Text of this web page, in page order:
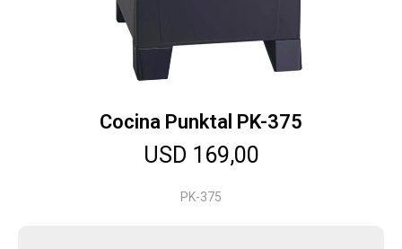
Cocina Punktal PK-375
USD 169,00
PK-375
Herramientas